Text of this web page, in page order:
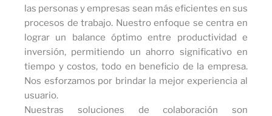
las personas y empresas sean más eficientes en sus
procesos de trabajo. Nuestro enfoque se centra en
lograr un balance óptimo entre productividad e
inversión, permitiendo un ahorro significativo en
tiempo y costos, todo en beneficio de la empresa.
Nos esforzamos por brindar la mejor experiencia al
usuario.
Nuestras soluciones de colaboración son